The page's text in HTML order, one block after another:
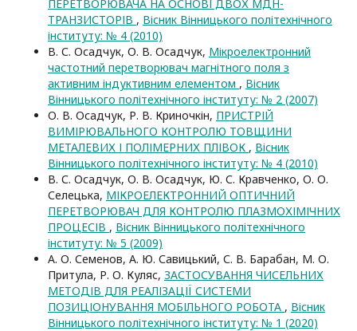
ПЕРЕТВОРЮВАЧА НА ОСНОВІ ДВОХ МДН-
ТРАНЗИСТОРІВ , Вісник Вінницького політехнічного
інституту: № 4 (2010)
В. С. Осадчук, О. В. Осадчук, Мікроелектронний
частотний перетворювач магнітного поля з
активним індуктивним елементом , Вісник
Вінницького політехнічного інституту: № 2 (2007)
О. В. Осадчук, Р. В. Криночкін, ПРИСТРІЙ
ВИМІРЮВАЛЬНОГО КОНТРОЛЮ ТОВЩИНИ
МЕТАЛЕВИХ І ПОЛІМЕРНИХ ПЛІВОК , Вісник
Вінницького політехнічного інституту: № 4 (2010)
В. С. Осадчук, О. В. Осадчук, Ю. С. Кравченко, О. О.
Селецька, МІКРОЕЛЕКТРОННИЙ ОПТИЧНИЙ
ПЕРЕТВОРЮВАЧ ДЛЯ КОНТРОЛЮ ПЛАЗМОХІМІЧНИХ
ПРОЦЕСІВ , Вісник Вінницького політехнічного
інституту: № 5 (2009)
А. О. Семенов, А. Ю. Савицький, С. В. Барабан, М. О.
Притула, Р. О. Куляс, ЗАСТОСУВАННЯ ЧИСЕЛЬНИХ
МЕТОДІВ ДЛЯ РЕАЛІЗАЦІЇ СИСТЕМИ
ПОЗИЦІОНУВАННЯ МОБІЛЬНОГО РОБОТА , Вісник
Вінницького політехнічного інституту: № 1 (2020)